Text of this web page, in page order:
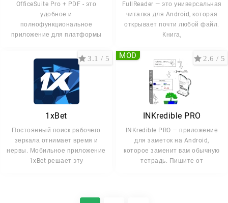
OfficeSuite Pro + PDF - это
удобное и
полнофункциональное
приложение для платформы
FullReader — это универсальная
читалка для Android, которая
открывает почти любой файл.
Книга,
1xBet
Постоянный поиск рабочего
зеркала отнимает время и
нервы. Мобильное приложение
1xBet решает эту
3.1 / 5
INKredible PRO
INKredible PRO — приложение
для заметок на Android,
которое заменит вам обычную
тетрадь. Пишите от
2.6 / 5
MOD